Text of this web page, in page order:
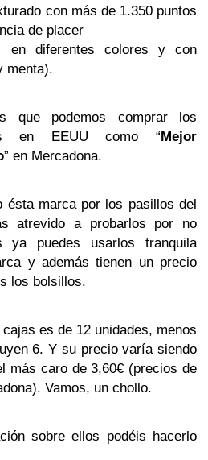
con más de 1.350 puntos
de placer
en diferentes colores y con
menta).
que podemos comprar los
en EEUU como “Mejor
” en Mercadona.
ésta marca por los pasillos del
atrevido a probarlos por no
ya puedes usarlos tranquila
y además tienen un precio
los bolsillos.
es de 12 unidades, menos
6. Y su precio varía siendo
más caro de 3,60€ (precios de
Vamos, un chollo.
sobre ellos podéis hacerlo